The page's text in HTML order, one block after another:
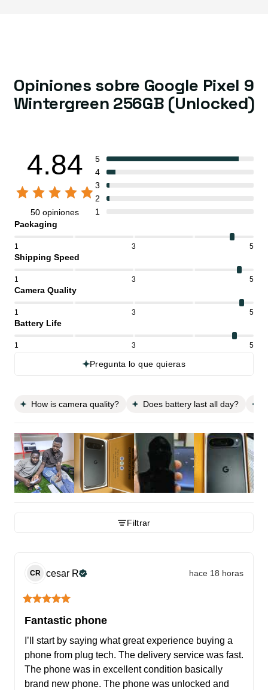
Opiniones sobre Google Pixel 9
Wintergreen 256GB (Unlocked)
4.84
50 opiniones
5
4
3
2
1
Packaging
1 3 5
Shipping Speed
1 3 5
Camera Quality
1 3 5
Battery Life
1 3 5
Pregunta lo que quieras
How is camera quality? Does battery last all day?
Filtrar
CR cesar R hace 18 horas
Fantastic phone
I’ll start by saying what great experience buying a
phone from plug tech. The delivery service was fast.
The phone was in excellent condition basically
brand new phone. The phone was unlocked and